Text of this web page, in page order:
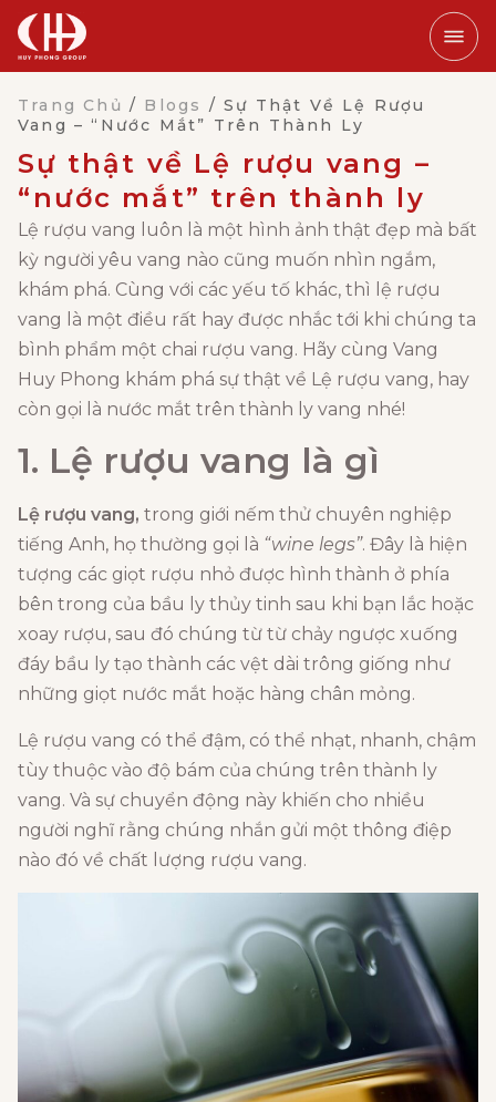
Trang Chủ / Blogs /Sự Thật Về Lệ Rượu
Vang – “nước Mắt” Trên Thành Ly
Sự thật về Lệ rượu vang –
“nước mắt” trên thành ly
Lệ rượu vang luôn là một hình ảnh thật đẹp mà bất
kỳ người yêu vang nào cũng muốn nhìn ngắm,
khám phá. Cùng với các yếu tố khác, thì lệ rượu
vang là một điều rất hay được nhắc tới khi chúng ta
bình phẩm một chai rượu vang. Hãy cùng Vang
Huy Phong khám phá sự thật về Lệ rượu vang, hay
còn gọi là nước mắt trên thành ly vang nhé!
1. Lệ rượu vang là gì
Lệ rượu vang, trong giới nếm thử chuyên nghiệp
tiếng Anh, họ thường gọi là “wine legs”. Đây là hiện
tượng các giọt rượu nhỏ được hình thành ở phía
bên trong của bầu ly thủy tinh sau khi bạn lắc hoặc
xoay rượu, sau đó chúng từ từ chảy ngược xuống
đáy bầu ly tạo thành các vệt dài trông giống như
những giọt nước mắt hoặc hàng chân mỏng.
Lệ rượu vang có thể đậm, có thể nhạt, nhanh, chậm
tùy thuộc vào độ bám của chúng trên thành ly
vang. Và sự chuyển động này khiến cho nhiều
người nghĩ rằng chúng nhắn gửi một thông điệp
nào đó về chất lượng rượu vang.